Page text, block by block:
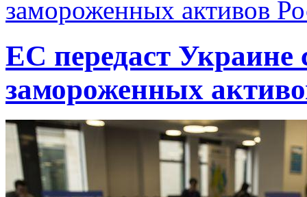
ЕС передаст Украине
замороженных